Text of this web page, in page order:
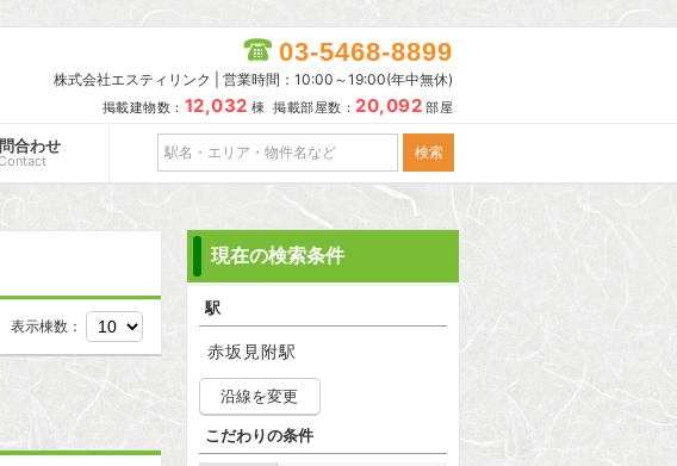
03-5468-8899
株式会社エスティリンク | 営業時間：10:00～19:00(年中無休)
掲載建物数： 12,032 棟 掲載部屋数： 20,092 部屋
合わせ
表示棟数：
現在の検索条件
駅
赤坂見附駅
沿線を変更
こだわりの条件